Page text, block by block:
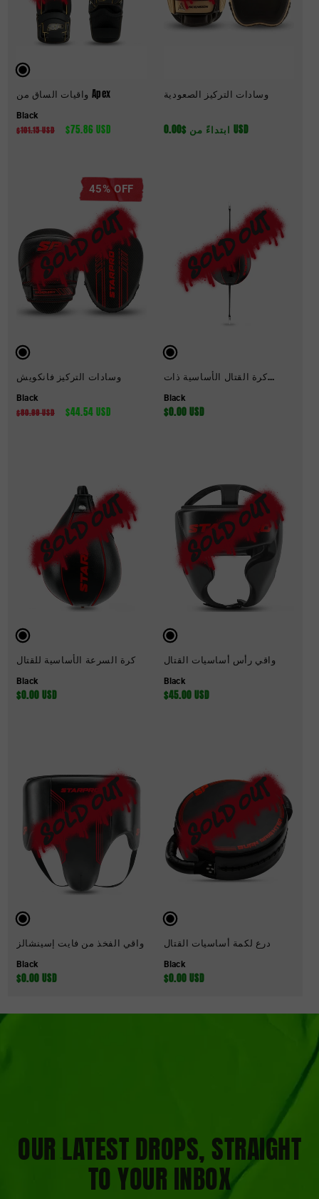
Black
واقيات الساق من Apex
السعر
$101.15 USD
سعر
$75.86 USD
وسادات التركيز الصعودية
السعر
ابتداءً من $0.00 USD
Black
45% OFF
وسادات التركيز فانكويش
السعر
$80.99 USD
سعر
$44.54 USD
Black
كرة القتال الأساسية ذات
السعر
$0.00 USD
Black
كرة السرعة الأساسية للقتال
السعر
$0.00 USD
Black
واقي رأس أساسيات القتال
السعر
$45.00 USD
Black
واقي الفخذ من فايت إسينشالز
السعر
$0.00 USD
Black
درع لكمة أساسيات القتال
السعر
$0.00 USD
OUR LATEST DROPS, STRAIGHT
TO YOUR INBOX